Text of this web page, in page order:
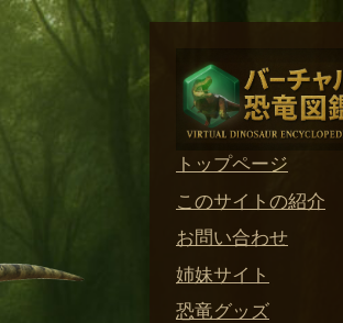
トップページ
このサイトの紹介
お問い合わせ
姉妹サイト
恐竜グッズ